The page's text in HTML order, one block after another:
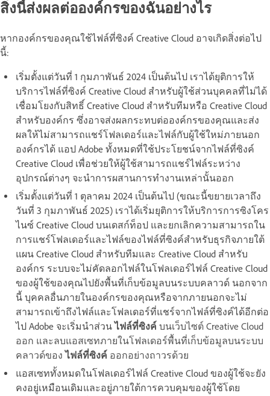
สิ่งนี้ส่งผลต่อองค์กรของฉันอย่างไร
หากองค์กรของคุณใช้ไฟล์ที่ซิงค์ Creative Cloud อาจเกิดสิ่งต่อไป
นี้:
เริ่มตั้งแต่วันที่ 1 กุมภาพันธ์ 2024 เป็นต้นไป เราได้ยุติการให้
บริการไฟล์ที่ซิงค์ Creative Cloud สำหรับผู้ใช้ส่วนบุคคลที่ไม่ได้
เชื่อมโยงกับสิทธิ์ Creative Cloud สำหรับทีมหรือ Creative Cloud
สำหรับองค์กร ซึ่งอาจส่งผลกระทบต่อองค์กรของคุณและส่ง
ผลให้ไม่สามารถแชร์โฟลเดอร์และไฟล์กับผู้ใช้ใหม่ภายนอก
องค์กรได้ แอป Adobe ทั้งหมดที่ใช้ประโยชน์จากไฟล์ที่ซิงค์
Creative Cloud เพื่อช่วยให้ผู้ใช้สามารถแชร์ไฟล์ระหว่าง
อุปกรณ์ต่างๆ จะนำการผสานการทำงานเหล่านั้นออก
เริ่มตั้งแต่วันที่ 1 ตุลาคม 2024 เป็นต้นไป (ขณะนี้ขยายเวลาถึง
วันที่ 3 กุมภาพันธ์ 2025) เราได้เริ่มยุติการให้บริการการซิงโคร
ไนซ์ Creative Cloud บนเดสก์ท็อป และยกเลิกความสามารถใน
การแชร์โฟลเดอร์และไฟล์ของไฟล์ที่ซิงค์สำหรับธุรกิจภายใต้
แผน Creative Cloud สำหรับทีมและ Creative Cloud สำหรับ
องค์กร ระบบจะไม่คัดลอกไฟล์ในโฟลเดอร์ไฟล์ Creative Cloud
ของผู้ใช้ของคุณไปยังพื้นที่เก็บข้อมูลบนระบบคลาวด์ นอกจาก
นี้ บุคคลอื่นภายในองค์กรของคุณหรือจากภายนอกจะไม่
สามารถเข้าถึงไฟล์และโฟลเดอร์ที่แชร์จากไฟล์ที่ซิงค์ได้อีกต่อ
ไป Adobe จะเริ่มนำส่วนไฟล์ที่ซิงค์ บนเว็บไซต์ Creative Cloud
ออก และลบแอสเซทภายในโฟลเดอร์พื้นที่เก็บข้อมูลบนระบบ
คลาวด์ของไฟล์ที่ซิงค์ ออกอย่างถาวรด้วย
แอสเซททั้งหมดในโฟลเดอร์ไฟล์ Creative Cloud ของผู้ใช้จะยัง
คงอยู่เหมือนเดิมและอยู่ภายใต้การควบคุมของผู้ใช้โดย